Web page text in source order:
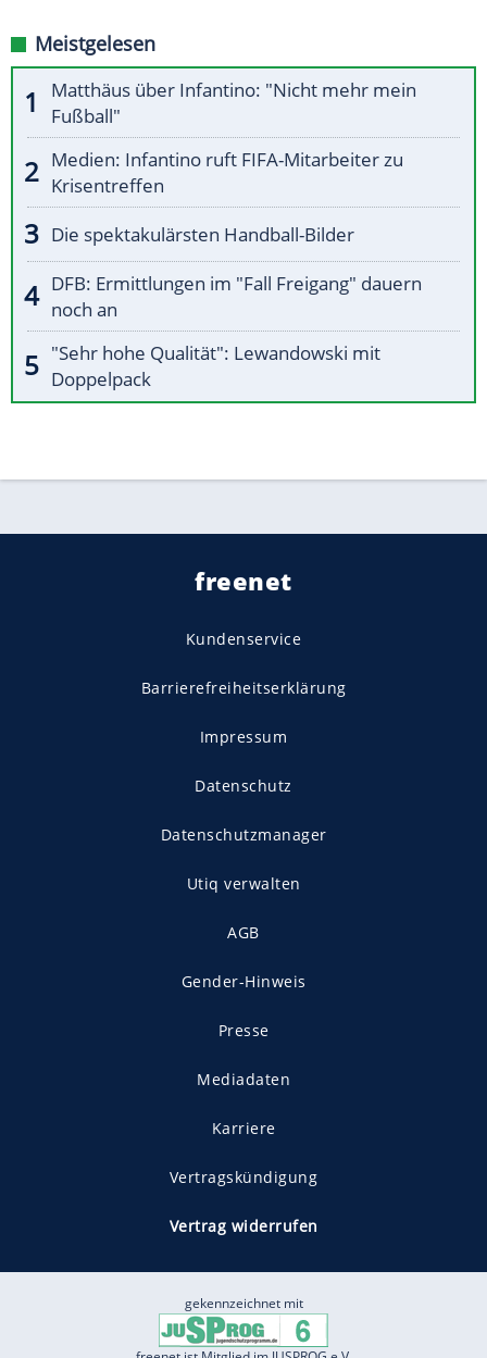
Meistgelesen
Matthäus über Infantino: "Nicht mehr mein
Fußball"
Medien: Infantino ruft FIFA-Mitarbeiter zu
Krisentreffen
Die spektakulärsten Handball-Bilder
DFB: Ermittlungen im "Fall Freigang" dauern
noch an
"Sehr hohe Qualität": Lewandowski mit
Doppelpack
freenet
Kundenservice
Barrierefreiheitserklärung
Impressum
Datenschutz
Datenschutzmanager
Utiq verwalten
AGB
Gender-Hinweis
Presse
Mediadaten
Karriere
Vertragskündigung
Vertrag widerrufen
gekennzeichnet mit